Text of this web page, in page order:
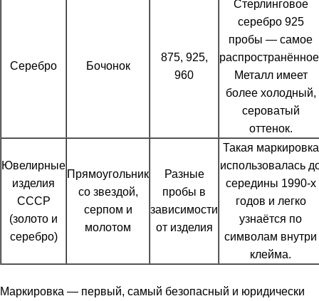
Серебро Бочонок
875, 925,
960
Стерлинговое
серебро 925
пробы — самое
Металл имеет
более холодный,
сероватый
оттенок.
Ювелирные
изделия
СССР
(золото и
серебро)
Прямоугольник
со звездой,
серпом и
молотом
Разные
пробы в
зависимости
от изделия
Такая маркировка
использовалась
середины 1990-х
годов и легко
узнаётся по
символам внутри
клейма.
Маркировка — первый, самый безопасный и юридически